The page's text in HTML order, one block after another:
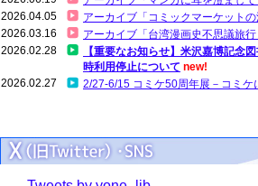
2026.04.05
アーカイブ「コミックマーケット
2026.03.16
アーカイブ「台湾漫画史不思議旅
2026.02.28
【重要なお知らせ】米沢嘉博記念
時利用停止について new!
2026.02.27
2/27-6/15 コミケ50周年展－コミ